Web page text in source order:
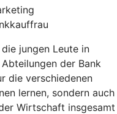
jungen Leute in
der Bank
die verschiedenen
lernen, sondern auch
Wirtschaft insgesamt